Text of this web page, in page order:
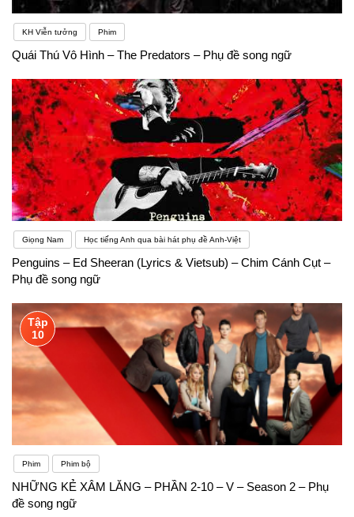
KH Viễn tưởng Phim
Quái Thú Vô Hình – The Predators – Phụ đề song ngữ
Giọng Nam Học tiếng Anh qua bài hát phụ đề Anh-Việt
Penguins – Ed Sheeran (Lyrics & Vietsub) – Chim Cánh Cụt –
Phụ đề song ngữ
Tập
10
Phim Phim bộ
NHỮNG KẺ XÂM LĂNG – PHẦN 2-10 – V – Season 2 – Phụ
đề song ngữ